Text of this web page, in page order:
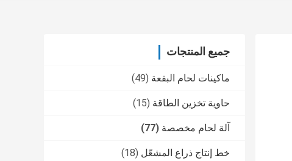
جميع المنتجات
ماكينات لحام البقعة (49)
حاوية تخزين الطاقة (15)
آلة لحام مخصصة (77)
خط إنتاج ذراع المشعّل (18)